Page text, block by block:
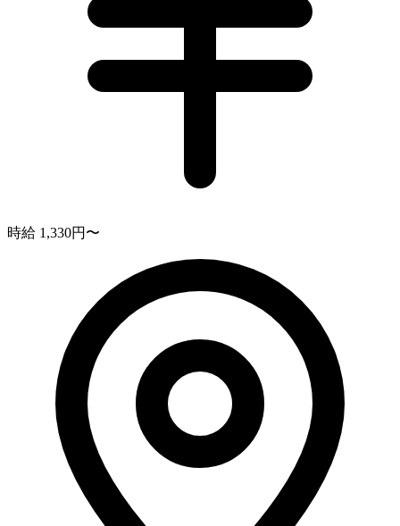
時給 1,330円〜